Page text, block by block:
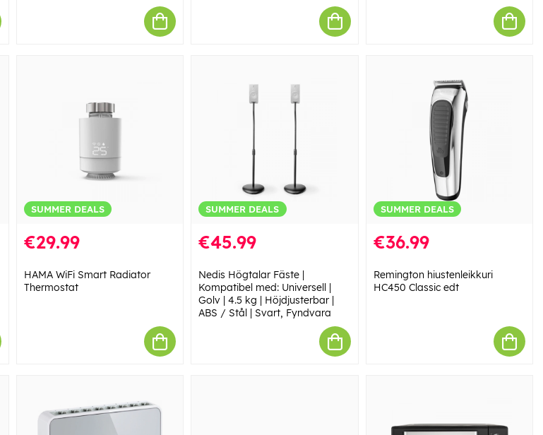
SUMMER DEALS
€29.99
HAMA WiFi Smart Radiator
Thermostat
SUMMER DEALS
€45.99
Nedis Högtalar Fäste |
Kompatibel med: Universell |
Golv | 4.5 kg | Höjdjusterbar |
ABS / Stål | Svart, Fyndvara
SUMMER DEALS
€36.99
Remington hiustenleikkuri
HC450 Classic edt